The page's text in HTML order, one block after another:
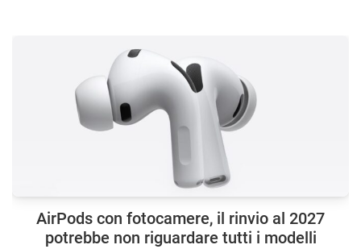
AirPods con fotocamere, il rinvio al 2027
potrebbe non riguardare tutti i modelli